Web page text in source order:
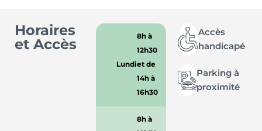
Horaires
et Accès
Lundi
8h à
12h30
et de
14h à
16h30
8h à
Accès
handicapé
Parking à
proximité